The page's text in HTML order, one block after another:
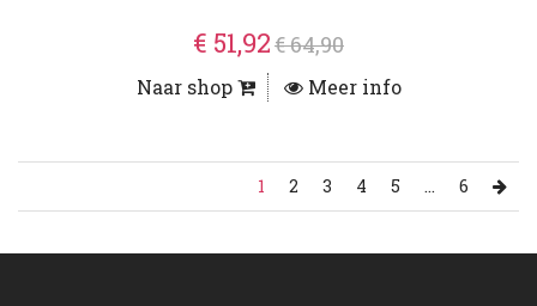
€ 51,92€ 64,90
Naar shop Meer info
1 2 3 4 5 ... 6